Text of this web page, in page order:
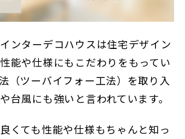
ンターデコハウスは住宅デザイン
能や仕様にもこだわりをもってい
（ツーバイフォー工法）を取り入
台風にも強いと言われています。
くても性能や仕様もちゃんと知っ